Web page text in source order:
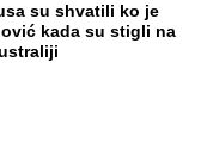
su shvatili ko je
kada su stigli na